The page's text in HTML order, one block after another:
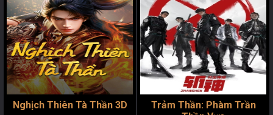
Nghịch Thiên Tà Thần 3D
Trảm Thần: Phàm Trần